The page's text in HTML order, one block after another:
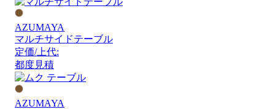
AZUMAYA
マルチサイドテーブル
定価/上代:
都度見積
AZUMAYA